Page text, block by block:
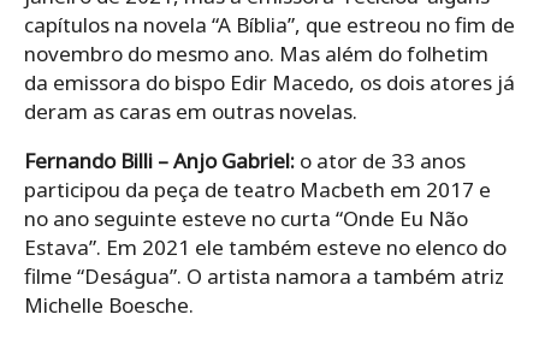
capítulos na novela “A Bíblia”, que estreou no fim de
novembro do mesmo ano. Mas além do folhetim
da emissora do bispo Edir Macedo, os dois atores já
deram as caras em outras novelas.
Fernando Billi – Anjo Gabriel: o ator de 33 anos
participou da peça de teatro Macbeth em 2017 e
no ano seguinte esteve no curta “Onde Eu Não
Estava”. Em 2021 ele também esteve no elenco do
filme “Deságua”. O artista namora a também atriz
Michelle Boesche.